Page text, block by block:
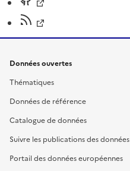
Données ouvertes
Thématiques
Données de référence
Catalogue de données
Suivre les publications des données
Portail des données européennes